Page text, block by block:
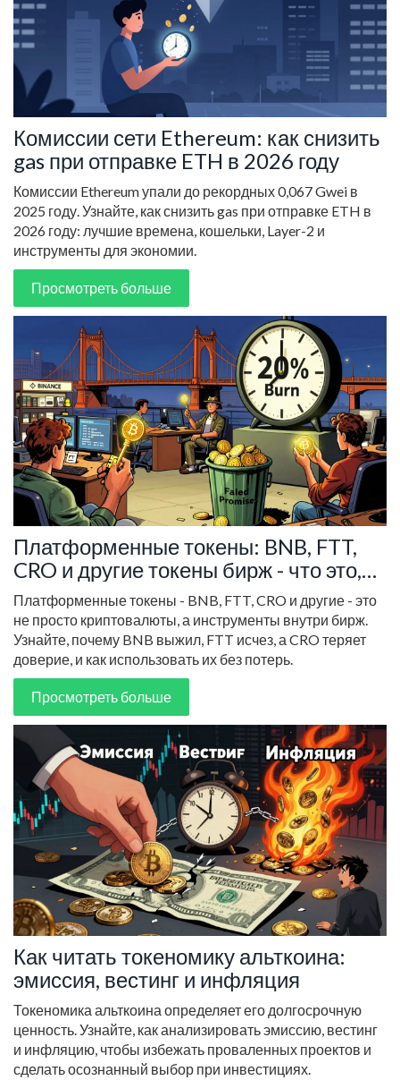
Комиссии сети Ethereum: как снизить
gas при отправке ETH в 2026 году
Комиссии Ethereum упали до рекордных 0,067 Gwei в
2025 году. Узнайте, как снизить gas при отправке ETH в
2026 году: лучшие времена, кошельки, Layer-2 и
инструменты для экономии.
Просмотреть больше
Платформенные токены: BNB, FTT,
CRO и другие токены бирж - что это,
как работают и стоит ли держать
Платформенные токены - BNB, FTT, CRO и другие - это
не просто криптовалюты, а инструменты внутри бирж.
Узнайте, почему BNB выжил, FTT исчез, а CRO теряет
доверие, и как использовать их без потерь.
Просмотреть больше
Как читать токеномику альткоина:
эмиссия, вестинг и инфляция
Токеномика альткоина определяет его долгосрочную
ценность. Узнайте, как анализировать эмиссию, вестинг
и инфляцию, чтобы избежать проваленных проектов и
сделать осознанный выбор при инвестициях.